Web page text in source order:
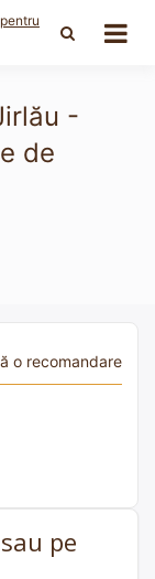
-
de
o recomandare
pe